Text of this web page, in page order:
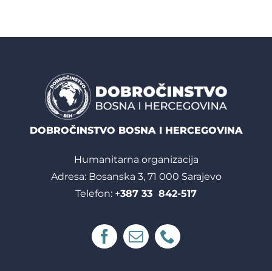
DOBROČINSTVO BOSNA I HERCEGOVINA
Humanitarna organizacija
Adresa: Bosanska 3, 71 000 Sarajevo
Telefon: +387 33 842-517